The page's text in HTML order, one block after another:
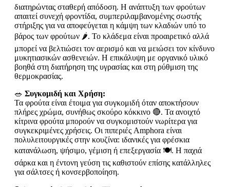
διατηρώντας σταθερή απόδοση. Η ανάπτυξη των φρούτων
απαιτεί συνεχή φροντίδα, συμπεριλαμβανομένης σωστής
στήριξης για να αποφεύγεται η κάμψη των κλαδιών υπό το
βάρος των φρούτων 🌶. Το κλάδεμα είναι προαιρετικό αλλά
μπορεί να βελτιώσει τον αερισμό και να μειώσει τον κίνδυνο
μυκητιασικών ασθενειών. Η επικάλυψη με οργανικό υλικό
βοηθά στη διατήρηση της υγρασίας και στη ρύθμιση της
θερμοκρασίας.
🥗 Συγκομιδή και Χρήση:
Τα φρούτα είναι έτοιμα για συγκομιδή όταν αποκτήσουν
πλήρες χρώμα, συνήθως σκούρο κόκκινο 🔴. Τα ανοιχτό
κίτρινα φρούτα μπορούν να συγκομιστούν νωρίτερα για
συγκεκριμένες χρήσεις. Οι πιπεριές Amphora είναι
πολυλειτουργικές στην κουζίνα: ιδανικές για φρέσκια
κατανάλωση, ψήσιμο, γέμιση ή επεξεργασία 🍽️. Η παχιά
σάρκα και η έντονη γεύση τις καθιστούν επίσης κατάλληλες
για σάλτσες ή κονσερβοποίηση.